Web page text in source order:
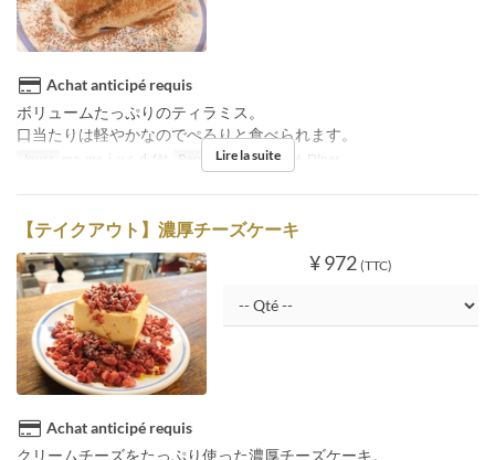
Achat anticipé requis
ボリュームたっぷりのティラミス。
口当たりは軽やかなのでぺろりと食べられます。
Jours ma, me, j, v, s, d, fêt Repas Déjeuner, Thé, Dîner
Lire la suite
【テイクアウト】濃厚チーズケーキ
¥ 972 (TTC)
Achat anticipé requis
クリームチーズをたっぷり使った濃厚チーズケーキ。